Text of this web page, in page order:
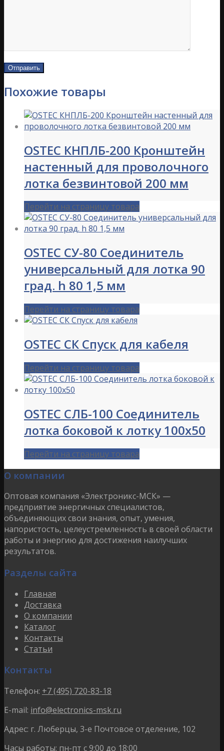
Похожие товары
OSTEC КНПЛБ-200 Кронштейн
настенный для проволочного
лотка безвинтовой 200 мм
Перейти на страницу товара
OSTEC СУ-80 Соединитель
универсальный для лотка 90
град. h 80 1,5 мм
Перейти на страницу товара
OSTEC СК Спуск для кабеля
Перейти на страницу товара
OSTEC СЛБ-100 Соединитель
лотка боковой к лотку 100х50
Перейти на страницу товара
О компании
Оптовая компания «Электроникс-МСК» —
предприятие энергичных специалистов,
объединяющих свои знания, опыт, умения,
напористость, целеустремленность в своей области
работы и энергию для достижения наилучших
результатов.
Разделы сайта
Главная
Доставка
О компании
Каталог
Контакты
Статьи
Контакты
Телефон: +7 (495) 720-83-18
E-mail: info@electronics-msk.ru
Адрес: г. Люберцы, 3-е Почтовое отделение, 102
Часы работы: пн-пт с 9:00 до 18:00